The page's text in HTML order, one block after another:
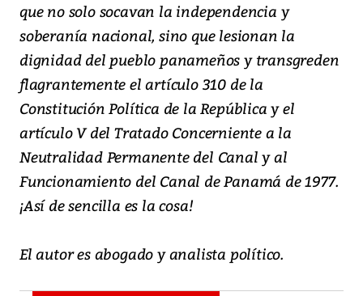
que no solo socavan la independencia y
soberanía nacional, sino que lesionan la
dignidad del pueblo panameños y transgreden
flagrantemente el artículo 310 de la
Constitución Política de la República y el
artículo V del Tratado Concerniente a la
Neutralidad Permanente del Canal y al
Funcionamiento del Canal de Panamá de 1977.
¡Así de sencilla es la cosa!
El autor es abogado y analista político.